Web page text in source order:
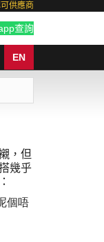
供應商
查詢
EN
，但
幾乎
個唔